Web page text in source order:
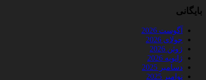
بایگانی
آگوست 2026
جولای 2026
ژوئن 2026
ژانویه 2026
دسامبر 2025
نوامبر 2025